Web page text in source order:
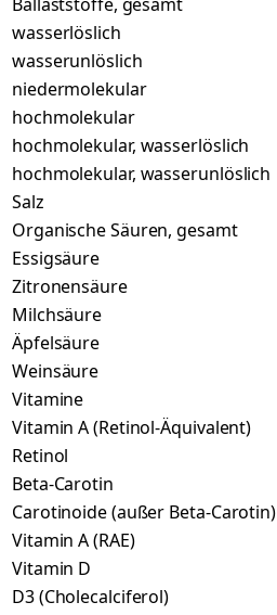
wasserlöslich
wasserunlöslich
niedermolekular
hochmolekular
hochmolekular, wasserlöslich
hochmolekular, wasserunlöslich
Salz
Organische Säuren, gesamt
Essigsäure
Zitronensäure
Milchsäure
Äpfelsäure
Weinsäure
Vitamine
Vitamin A (Retinol-Äquivalent)
Retinol
Beta-Carotin
Carotinoide (außer Beta-Carotin)
Vitamin A (RAE)
Vitamin D
D3 (Cholecalciferol)